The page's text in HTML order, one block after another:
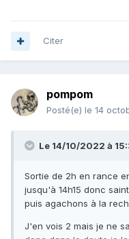
Citer
pompom
Posté(e) le 14
Le 14/10/2022 à
Sortie de 2h en rance
jusqu'à 14h15 donc
puis agachons à la
J'en vois 2 mais je ne